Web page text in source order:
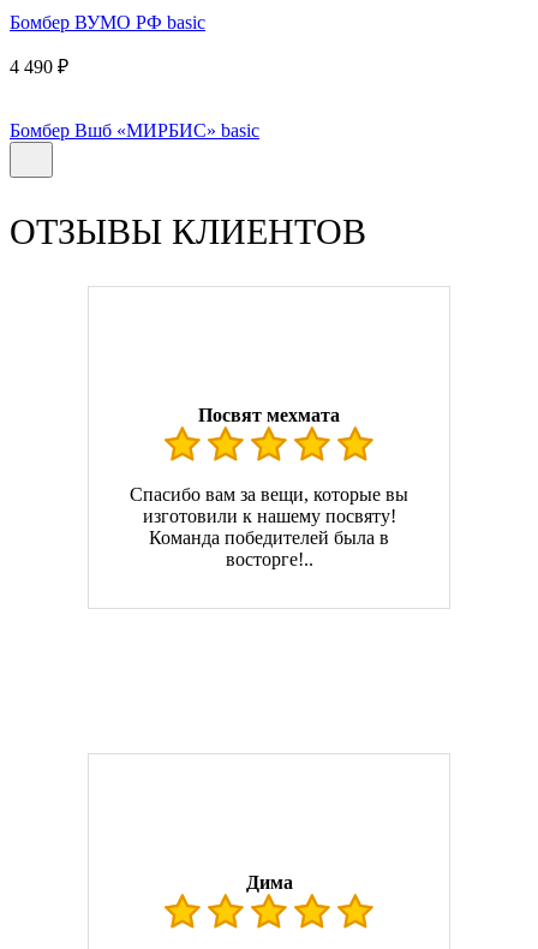
Бомбер ВУМО РФ basic
4 490 ₽
Бомбер Вшб «МИРБИС» basic
ОТЗЫВЫ КЛИЕНТОВ
Посвят мехмата
Спасибо вам за вещи, которые вы
изготовили к нашему посвяту!
Команда победителей была в
восторге!..
Дима